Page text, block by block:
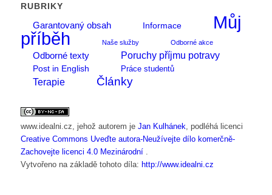
RUBRIKY
Garantovaný obsah
Informace
Můj
příběh
Naše služby Odborné akce
Odborné texty Poruchy příjmu potravy
Post in English Práce studentů
Terapie Články
www.idealni.cz , jehož autorem je Jan Kulhánek , podléhá licenci
Creative Commons Uveďte autora-Neužívejte dílo komerčně-
Zachovejte licenci 4.0 Mezinárodní
Vytvořeno na základě tohoto díla: http://www.idealni.cz